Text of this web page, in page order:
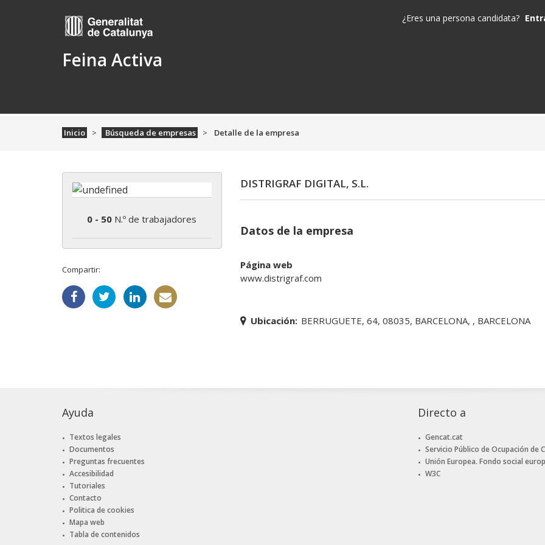
Feina Activa
¿Eres una persona candidata?
Inicio Búsqueda de empresas Detalle de la empresa
0 - 50 N.º de trabajadores
Compartir:
DISTRIGRAF DIGITAL, S.L.
Datos de la empresa
Página web
www.distrigraf.com
Ubicación: BERRUGUETE, 64, 08035, BARCELONA, , BARCELONA
Ayuda
Textos legales
Documentos
Preguntas frecuentes
Accesibilidad
Tutoriales
Contacto
Politica de cookies
Mapa web
Tabla de contenidos
Directo a
Gencat.cat
Servicio Público de Ocupación de
Unión Europea. Fondo social
W3C